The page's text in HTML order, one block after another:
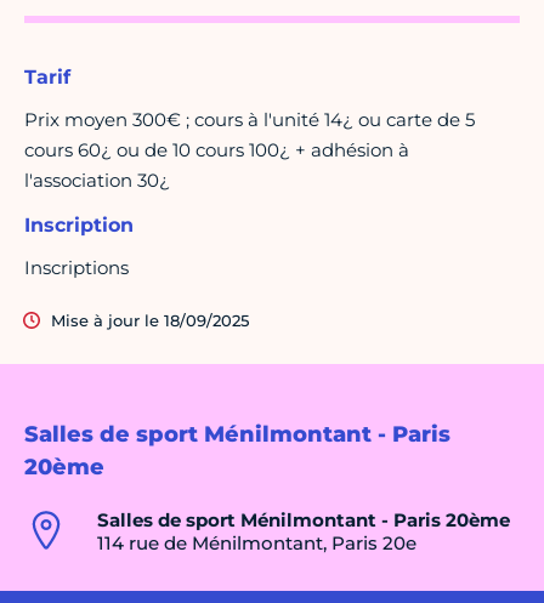
Salles de sport Ménilmontant - Paris
20ème
Salles de sport Ménilmontant - Paris 20ème
114 rue de Ménilmontant, Paris 20e
Tarif
Prix moyen 300€ ; cours à l'unité 14¿ ou carte de 5
cours 60¿ ou de 10 cours 100¿ + adhésion à
l'association 30¿
Inscription
Inscriptions
Mise à jour le 18/09/2025